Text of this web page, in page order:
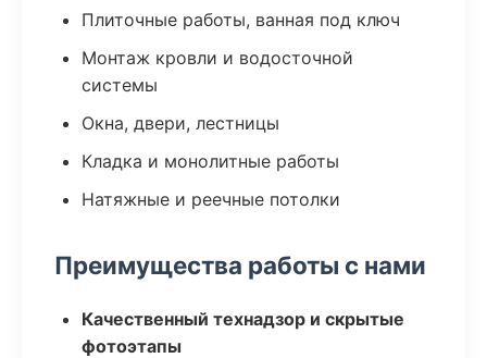
Плиточные работы, ванная под ключ
Монтаж кровли и водосточной
системы
Окна, двери, лестницы
Кладка и монолитные работы
Натяжные и реечные потолки
Преимущества работы с нами
Качественный технадзор и скрытые
фотоэтапы